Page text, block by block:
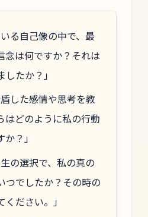
る自己像の中で、最
念は何ですか？それは
たか？」
した感情や思考を教
はどのように私の行動
？」
の選択で、私の真の
つでしたか？その時の
ださい。」